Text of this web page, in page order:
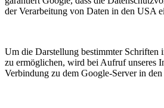
der Verarbeitung von Daten in den USA
Um die Darstellung bestimmter Schriften
zu ermöglichen, wird bei Aufruf unseres
Verbindung zu dem Google-Server in